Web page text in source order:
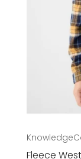
Accessoires
Gutscheine
Fleece